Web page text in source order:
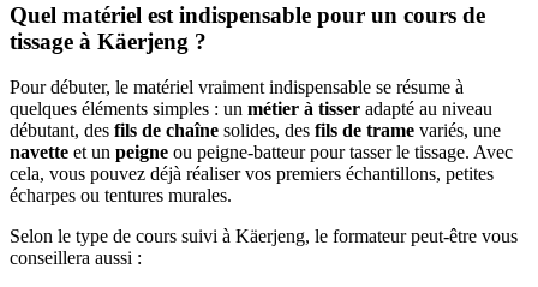
Quel matériel est indispensable pour un cours de
tissage à Käerjeng ?
Pour débuter, le matériel vraiment indispensable se résume à
quelques éléments simples : un métier à tisser adapté au niveau
débutant, des fils de chaîne solides, des fils de trame variés, une
navette et un peigne ou peigne-batteur pour tasser le tissage. Avec
cela, vous pouvez déjà réaliser vos premiers échantillons, petites
écharpes ou tentures murales.
Selon le type de cours suivi à Käerjeng, le formateur peut-être vous
conseillera aussi :